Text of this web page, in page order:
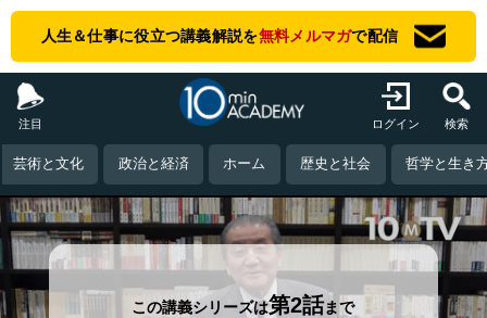
人生＆仕事に役立つ講義解説を無料メルマガで配信
注目 ログイン 検索
芸術と文化 政治と経済 ホーム 歴史と社会 哲学と生き
この講義シリーズは第2話まで